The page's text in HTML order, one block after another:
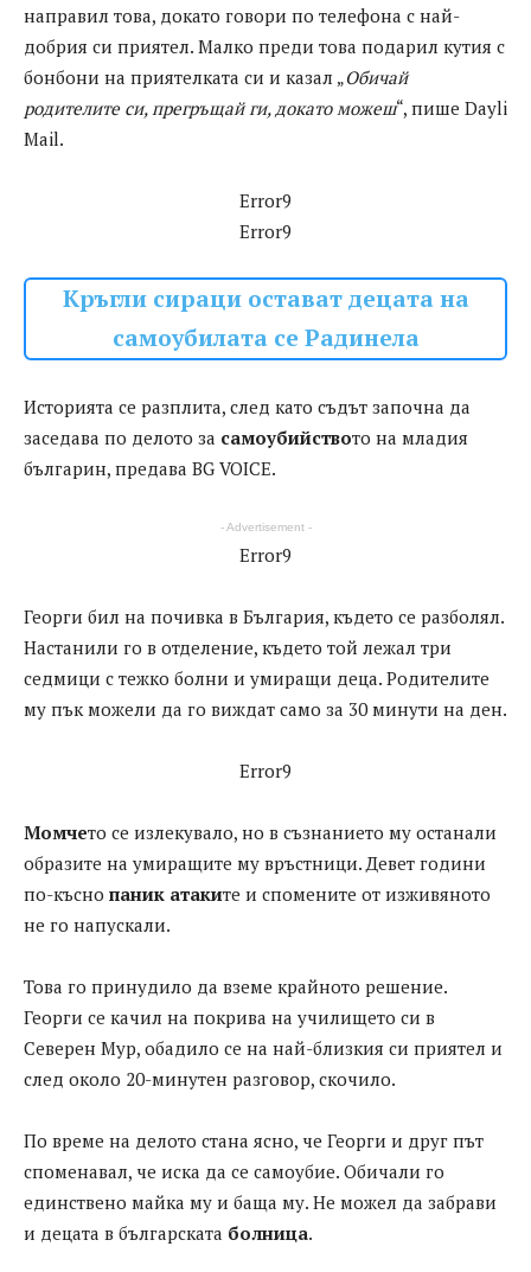
направил това, докато говори по телефона с най-
добрия си приятел. Малко преди това подарил кутия с
бонбони на приятелката си и казал „Обичай
родителите си, прегръщай ги, докато можеш“, пише Dayli
Mail.
Error9
Error9
Кръгли сираци остават децата на
самоубилата се Радинела
Историята се разплита, след като съдът започна да
заседава по делото за самоубийството на младия
българин, предава BG VOICE.
- Advertisement -
Error9
Георги бил на почивка в България, където се разболял.
Настанили го в отделение, където той лежал три
седмици с тежко болни и умиращи деца. Родителите
му пък можели да го виждат само за 30 минути на ден.
Error9
Момчето се излекувало, но в съзнанието му останали
образите на умиращите му връстници. Девет години
по-късно паник атаките и спомените от изживяното
не го напускали.
Това го принудило да вземе крайното решение.
Георги се качил на покрива на училището си в
Северен Мур, обадило се на най-близкия си приятел и
след около 20-минутен разговор, скочило.
По време на делото стана ясно, че Георги и друг път
споменавал, че иска да се самоубие. Обичали го
единствено майка му и баща му. Не можел да забрави
и децата в българската болница.